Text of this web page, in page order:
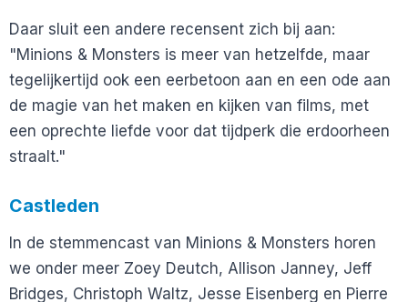
Daar sluit een andere recensent zich bij aan:
"Minions & Monsters is meer van hetzelfde, maar
tegelijkertijd ook een eerbetoon aan en een ode aan
de magie van het maken en kijken van films, met
een oprechte liefde voor dat tijdperk die erdoorheen
straalt."
Castleden
In de stemmencast van Minions & Monsters horen
we onder meer Zoey Deutch, Allison Janney, Jeff
Bridges, Christoph Waltz, Jesse Eisenberg en Pierre